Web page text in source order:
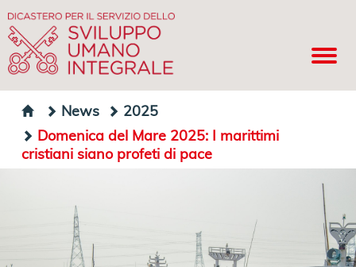
News
2025
Domenica del Mare 2025: I marittimi
cristiani siano profeti di pace